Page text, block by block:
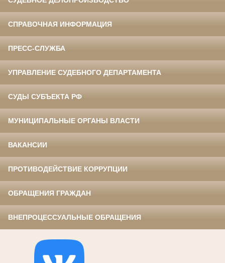
СПРАВОЧНАЯ ИНФОРМАЦИЯ
ПРЕСС-СЛУЖБА
УПРАВЛЕНИЕ СУДЕБНОГО ДЕПАРТАМЕНТА
СУДЫ СУБЪЕКТА РФ
МУНИЦИПАЛЬНЫЕ ОРГАНЫ ВЛАСТИ
ВАКАНСИИ
ПРОТИВОДЕЙСТВИЕ КОРРУПЦИИ
ОБРАЩЕНИЯ ГРАЖДАН
ВНЕПРОЦЕССУАЛЬНЫЕ ОБРАЩЕНИЯ